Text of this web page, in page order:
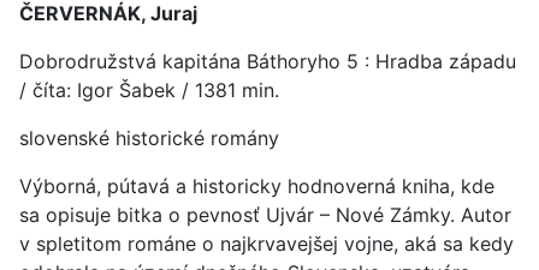
ČERVERNÁK, Juraj
Dobrodružstvá kapitána Báthoryho 5 : Hradba západu
/ číta: Igor Šabek / 1381 min.
slovenské historické romány
Výborná, pútavá a historicky hodnoverná kniha, kde
sa opisuje bitka o pevnosť Ujvár – Nové Zámky. Autor
v spletitom románe o najkrvavejšej vojne, aká sa kedy